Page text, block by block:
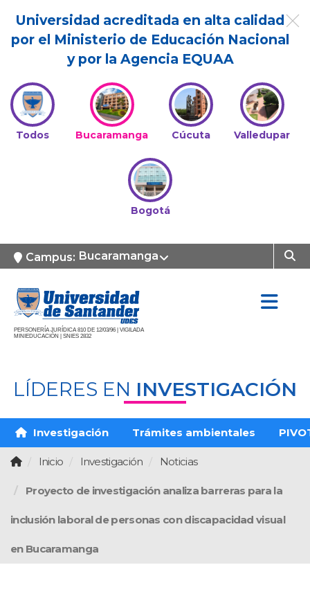
Universidad acreditada en alta calidad
por el Ministerio de Educación Nacional
y por la Agencia EQUAA
Todos Bucaramanga Cúcuta Valledupar
Bogotá
Campus: Bucaramanga
PERSONERÍA JURÍDICA 810 DE 12/03/96 | VIGILADA
MINIEDUCACIÓN | SNIES 2832
LÍDERES EN INVESTIGACIÓN
Investigación Trámites ambientales
Inicio Investigación Noticias
Proyecto de investigación analiza barreras para la
inclusión laboral de personas con discapacidad visual
en Bucaramanga